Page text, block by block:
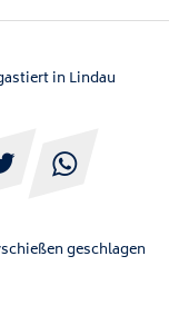
in Lindau

geschlagen